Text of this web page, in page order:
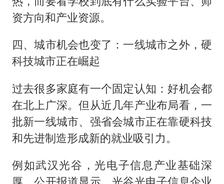
资方向和产业资源。
四、城市机会也变了：一线城市之外，硬
科技城市正在崛起
过去很多家庭有一个固定认知：好机会都
在北上广深。但从近几年产业布局看，一
批新一线城市、强省会城市正在靠硬科技
和先进制造形成新的就业吸引力。
例如武汉光谷，光电子信息产业基础深